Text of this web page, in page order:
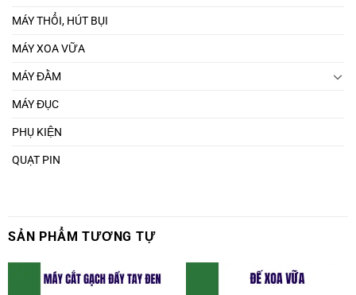
MÁY THỔI, HÚT BỤI
MÁY XOA VỮA
MÁY ĐẦM
MÁY ĐỤC
PHỤ KIỆN
QUẠT PIN
SẢN PHẨM TƯƠNG TỰ